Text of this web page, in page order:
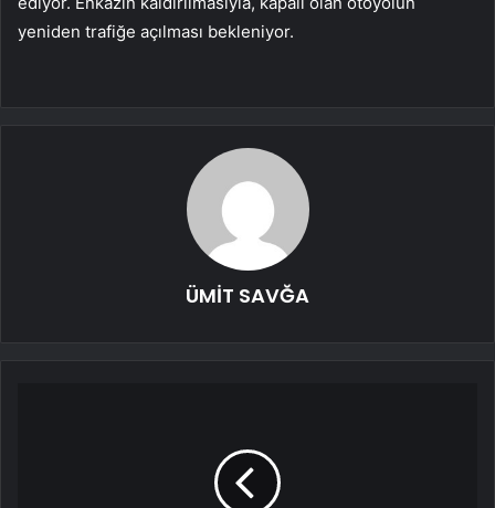
yeniden trafiğe açılması bekleniyor.
ÜMİT SAVĞA